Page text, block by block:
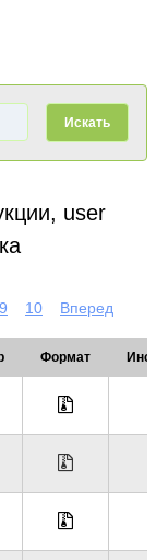
Искать
user
9 10 Вперед
Формат